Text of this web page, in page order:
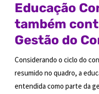
Educação
também
Gestão do
Considerando o ciclo do
resumido no quadro, a
entendida como parte da